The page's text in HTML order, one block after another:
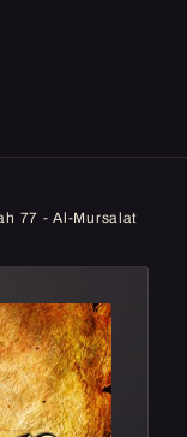
77 - Al-Mursalat